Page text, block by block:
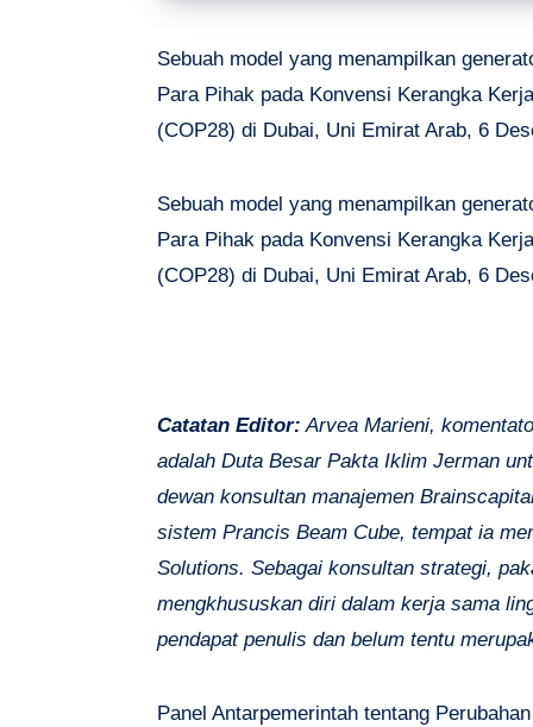
Sebuah model yang menampilkan
Para Pihak pada Konvensi Kerangka
(COP28) di Dubai, Uni Emirat Arab, 6
Sebuah model yang menampilkan
Para Pihak pada Konvensi Kerangka
(COP28) di Dubai, Uni Emirat Arab, 6
Catatan Editor: Arvea Marieni,
adalah Duta Besar Pakta Iklim Jerman
dewan konsultan manajemen
sistem Prancis Beam Cube, tempat ia
Solutions. Sebagai konsultan strategi,
mengkhususkan diri dalam kerja sama
pendapat penulis dan belum tentu
Panel Antarpemerintah tentang